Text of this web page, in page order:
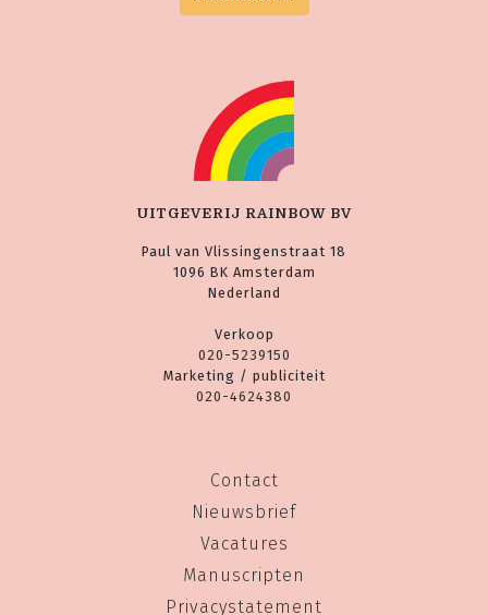
UITGEVERIJ RAINBOW BV
Paul van Vlissingenstraat 18
1096 BK Amsterdam
Nederland
Verkoop
020-5239150
Marketing / publiciteit
020-4624380
Contact
Nieuwsbrief
Vacatures
Manuscripten
Privacystatement